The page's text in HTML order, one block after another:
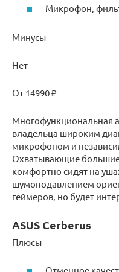
Микрофон,
Минусы
Нет
От 14990 ₽
Многофункциональная
владельца широким
микрофоном и
Охватывающие
комфортно сидят на
шумоподавлением
геймеров, но будет
ASUS Cerberus
Плюсы